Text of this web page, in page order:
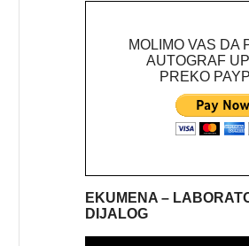
MOLIMO VAS DA
AUTOGRAF
PREKO
EKUMENA –
DIJALOG